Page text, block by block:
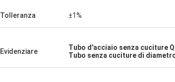
Tolleranza ±1%
Evidenziare Tubo d'acciaio senza cuciture
Tubo senza cuciture di